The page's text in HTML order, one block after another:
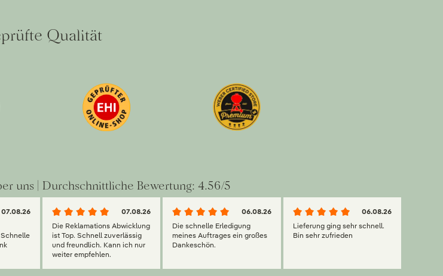
Qualität
uns | Durchschnittliche Bewertung: 4.56/5
07.08.26
07.08.26
Die Reklamations Abwicklung
ist Top. Schnell zuverlässig
und freundlich. Kann ich nur
weiter empfehlen.
06.08.26
Die schnelle Erledigung
meines Auftrages ein großes
Dankeschön.
06.08.26
Lieferung ging sehr schnell.
Bin sehr zufrieden